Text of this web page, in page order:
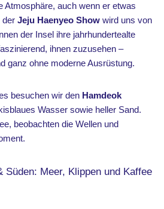
Atmosphäre, auch wenn er etwas
der Jeju Haenyeo Show wird uns von
der Insel ihre jahrhundertealte
ihnen zuzusehen –
ganz ohne moderne Ausrüstung.
besuchen wir den Hamdeok
Wasser sowie heller Sand.
beobachten die Wellen und
Süden: Meer, Klippen und Kaffee